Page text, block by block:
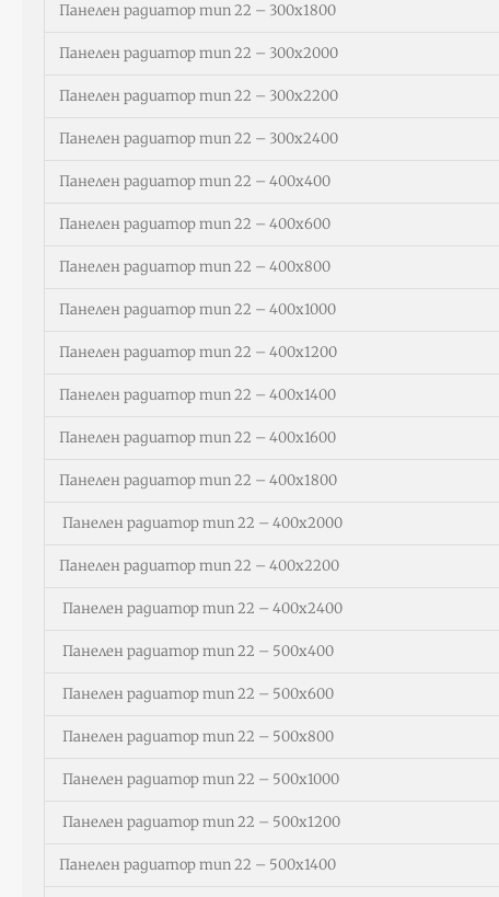
Панелен радиатор тип 22 – 300х1800
Панелен радиатор тип 22 – 300х2000
Панелен радиатор тип 22 – 300х2200
Панелен радиатор тип 22 – 300х2400
Панелен радиатор тип 22 – 400х400
Панелен радиатор тип 22 – 400х600
Панелен радиатор тип 22 – 400х800
Панелен радиатор тип 22 – 400х1000
Панелен радиатор тип 22 – 400х1200
Панелен радиатор тип 22 – 400х1400
Панелен радиатор тип 22 – 400х1600
Панелен радиатор тип 22 – 400х1800
Панелен радиатор тип 22 – 400х2000
Панелен радиатор тип 22 – 400х2200
Панелен радиатор тип 22 – 400х2400
Панелен радиатор тип 22 – 500х400
Панелен радиатор тип 22 – 500х600
Панелен радиатор тип 22 – 500х800
Панелен радиатор тип 22 – 500х1000
Панелен радиатор тип 22 – 500х1200
Панелен радиатор тип 22 – 500х1400